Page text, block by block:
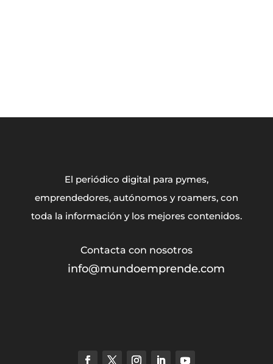
El periódico digital para pymes,
emprendedores, autónomos y roamers, con
toda la información y los mejores contenidos.
info@mundoemprende.com